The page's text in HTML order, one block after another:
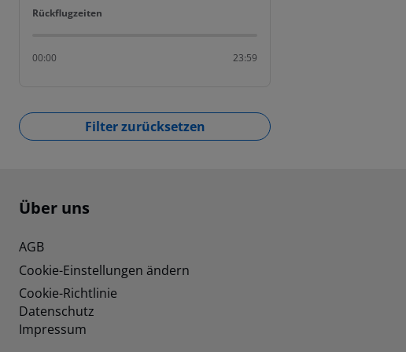
Rückflugzeiten
Rückflugzeiten
00:00 23:59
Filter zurücksetzen
Footer navigation
Über uns
AGB
Cookie-Einstellungen ändern
Cookie-Richtlinie
Datenschutz
Impressum